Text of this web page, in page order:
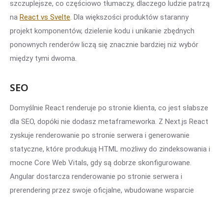
szczuplejsze, co częściowo tłumaczy, dlaczego ludzie patrzą
na React vs Svelte. Dla większości produktów staranny
projekt komponentów, dzielenie kodu i unikanie zbędnych
ponownych renderów liczą się znacznie bardziej niż wybór
między tymi dwoma.
SEO
Domyślnie React renderuje po stronie klienta, co jest słabsze
dla SEO, dopóki nie dodasz metaframeworka. Z Next.js React
zyskuje renderowanie po stronie serwera i generowanie
statyczne, które produkują HTML możliwy do zindeksowania i
mocne Core Web Vitals, gdy są dobrze skonfigurowane.
Angular dostarcza renderowanie po stronie serwera i
prerendering przez swoje oficjalne, wbudowane wsparcie